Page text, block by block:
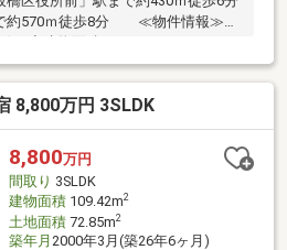
で約570ｍ徒歩8分 ≪物件情報≫
◆間取り：4LDK◆カースペース1
利用可能な為、通勤通学に便利な
納スペースがあります。
8,800万円 3SLDK
8,800万円
間取り 3SLDK
建物面積109.42m2
土地面積72.85m2
築年月 2000年3月(築26年6ヶ月)